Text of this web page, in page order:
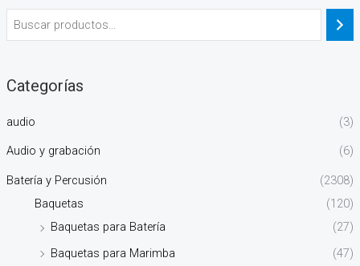
Categorías
audio (3)
Audio y grabación (6)
Batería y Percusión
(2308)
Baquetas
(120)
Baquetas para Batería
(27)
Baquetas para Marimba
(47)